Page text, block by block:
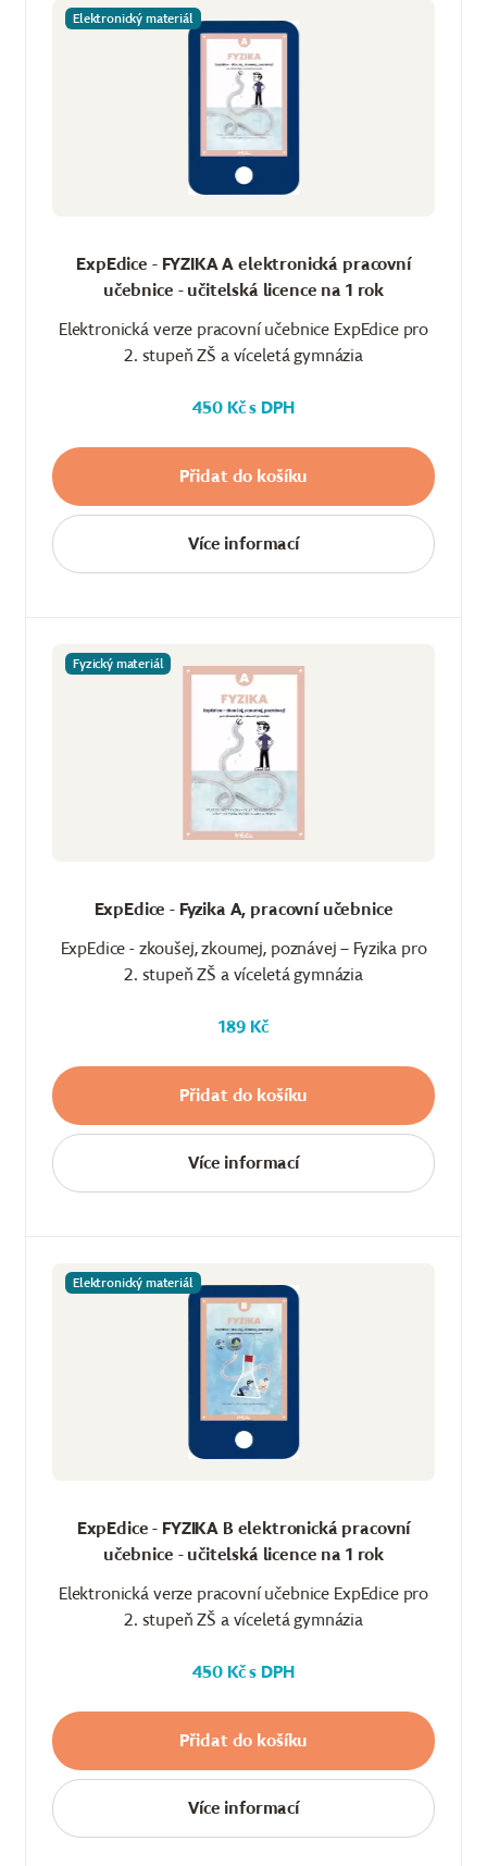
Elektronický materiál
ExpEdice - FYZIKA A elektronická pracovní
učebnice - učitelská licence na 1 rok
Elektronická verze pracovní učebnice ExpEdice pro
2. stupeň ZŠ a víceletá gymnázia
450 Kč s DPH
Přidat do košíku
Více informací
Fyzický materiál
ExpEdice - Fyzika A, pracovní učebnice
ExpEdice - zkoušej, zkoumej, poznávej – Fyzika pro
2. stupeň ZŠ a víceletá gymnázia
189 Kč
Přidat do košíku
Více informací
Elektronický materiál
ExpEdice - FYZIKA B elektronická pracovní
učebnice - učitelská licence na 1 rok
Elektronická verze pracovní učebnice ExpEdice pro
2. stupeň ZŠ a víceletá gymnázia
450 Kč s DPH
Přidat do košíku
Více informací